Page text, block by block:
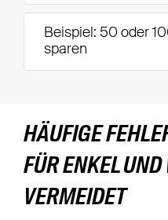
Beispiel: 50 oder
sparen
HÄUFIGE
FÜR ENKEL
VERMEIDET